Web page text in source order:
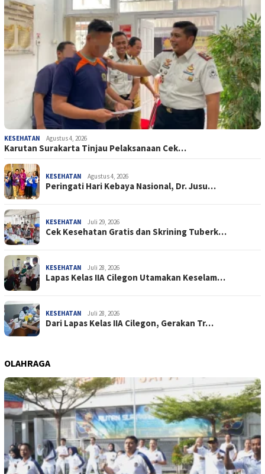
KESEHATAN Agustus 4, 2026
Karutan Surakarta Tinjau Pelaksanaan Cek…
KESEHATAN Agustus 4, 2026
Peringati Hari Kebaya Nasional, Dr. Jusu…
KESEHATAN Juli 29, 2026
Cek Kesehatan Gratis dan Skrining Tuberk…
KESEHATAN Juli 28, 2026
Lapas Kelas IIA Cilegon Utamakan Keselam…
KESEHATAN Juli 28, 2026
Dari Lapas Kelas IIA Cilegon, Gerakan Tr…
OLAHRAGA